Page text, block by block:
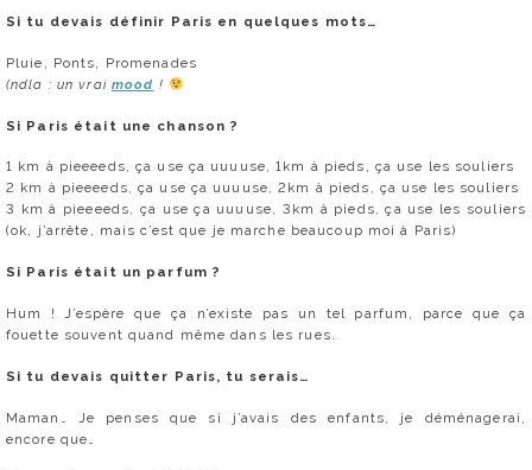
Si tu devais définir Paris en quelques mots…
Pluie, Ponts, Promenades
(ndla : un vrai mood !
Si Paris était une chanson ?
1 km à pieeeeds, ça use ça uuuuse, 1km à pieds, ça use les souliers
2 km à pieeeeds, ça use ça uuuuse, 2km à pieds, ça use les souliers
3 km à pieeeeds, ça use ça uuuuse, 3km à pieds, ça use les souliers
(ok, j’arrête, mais c’est que je marche beaucoup moi à Paris)
Si Paris était un parfum ?
Hum ! J’espère que ça n’existe pas un tel parfum, parce que ça
fouette souvent quand même dans les rues.
Si tu devais quitter Paris, tu serais…
Maman… Je penses que si j’avais des enfants, je déménagerai,
encore que…